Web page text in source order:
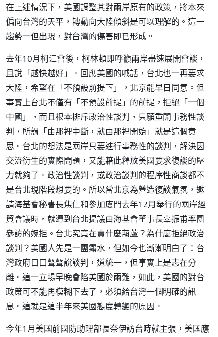
在上述情況下，美國調整其對兩岸原有的政策，將本來
偏向台灣的天平，轉動向大陸傾斜是可以理解的。這一
趨勢一但出現，對台灣的傷害即已形成。
去年10月柯江會後，柯林頓即呼籲兩岸盡速展開會談，
且說「越快越好」。回應美國的喊話，台北也一再要求
大陸，希望在「不預設前提下」，北京能早日同意。但
事實上台北不僅有「不預設前提」的前提，拒絕「一個
中國」，而且根本排斥政治性談判，只願重開事務性談
判，所謂「由那裡中斷，就由那裡開始」就是這個意
思。台北的想法是兩岸只要進行事務性的談判，解決因
交流衍生的實際問題，又能藉此釋放美國要求復談的壓
力就夠了。政治性談判，或政治談判的程序性商談都不
是台北現階段想要的。所以當北京為營造復談氣氛，邀
請海基會秘書長焦仁和參加廈門去年12月舉行的兩岸經
貿會議時，就遭到台北提議由海基會董事長辜振甫率團
參訪的婉拒。台北究竟在賣什麼葫蘆？為什麼拒絕政治
談判？美國人先是一團霧水，但如今也漸漸明白了：台
灣政府口口聲聲說談判，道統一，但事實上是志在分
離。這一立場早晚會陷美國於兩難，如此，美國的對台
政策可不能再模糊下去了，必須給台灣一個明確的訊
息。這就是這半年來美國態度轉變的原因。
今年1月美國前國防助理部長奈伊訪台時就主張，美國應